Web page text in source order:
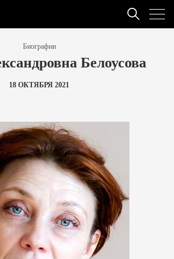
Биографии
Белоусова
18 ОКТЯБРЯ 2021